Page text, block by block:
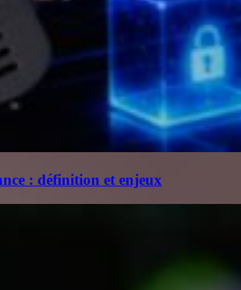
: définition et enjeux